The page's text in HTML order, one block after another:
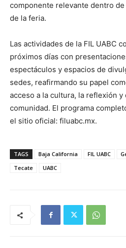
componente relevante dentro
de la feria.
Las actividades de la FIL UABC
próximos días con
espectáculos y espacios de
sedes, reafirmando su papel
acceso a la cultura, la reflexión
comunidad. El programa
el sitio oficial: filuabc.mx.
TAGS Baja California FIL UABC
Tecate
UABC